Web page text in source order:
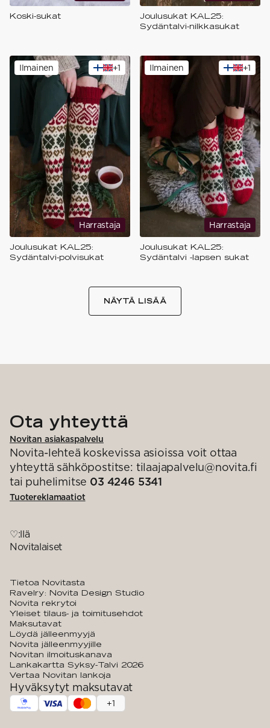
Koski-sukat
Joulusukat KAL25:
Sydäntalvi-nilkkasukat
+1
Harrastaja
Ilmainen
Joulusukat KAL25:
Sydäntalvi-polvisukat
+1
Harrastaja
Ilmainen
Joulusukat KAL25:
Sydäntalvi -lapsen sukat
NÄYTÄ LISÄÄ
Ota yhteyttä
Novitan asiakaspalvelu
Novita-lehteä koskevissa asioissa voit ottaa
yhteyttä sähköpostitse: tilaajapalvelu@novita.fi
tai puhelimitse 03 4246 5341
Tuotereklamaatiot
♡:llä
Novitalaiset
Tietoa Novitasta
Ravelry: Novita Design Studio
Novita rekrytoi
Yleiset tilaus- ja toimitusehdot
Maksutavat
Löydä jälleenmyyjä
Novita jälleenmyyjille
Novitan ilmoituskanava
Lankakartta Syksy-Talvi 2026
Vertaa Novitan lankoja
Hyväksytyt maksutavat
+1